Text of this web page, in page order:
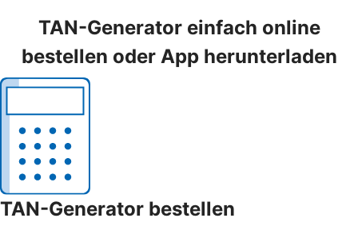
TAN-Generator einfach online
bestellen oder App herunterladen
TAN-Generator bestellen